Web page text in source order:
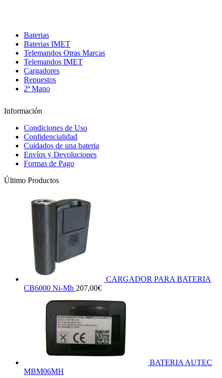
Baterias
Baterias IMET
Telemandos Otras Marcas
Telemandos IMET
Cargadores
Repuestos
2ª Mano
Información
Condiciones de Uso
Confidencialidad
Cuidados de una bateria
Envíos y Devoluciones
Formas de Pago
Último Productos
CARGADOR PARA BATERIA
CB6000 Ni-Mh 207,00€
BATERIA AUTEC
MBM06MH